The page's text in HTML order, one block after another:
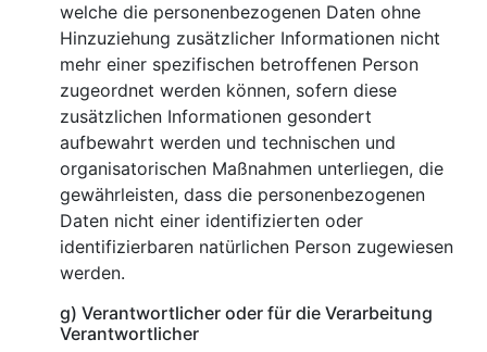
welche die personenbezogenen Daten ohne
Hinzuziehung zusätzlicher Informationen nicht
mehr einer spezifischen betroffenen Person
zugeordnet werden können, sofern diese
zusätzlichen Informationen gesondert
aufbewahrt werden und technischen und
organisatorischen Maßnahmen unterliegen, die
gewährleisten, dass die personenbezogenen
Daten nicht einer identifizierten oder
identifizierbaren natürlichen Person zugewiesen
werden.
g) Verantwortlicher oder für die Verarbeitung
Verantwortlicher